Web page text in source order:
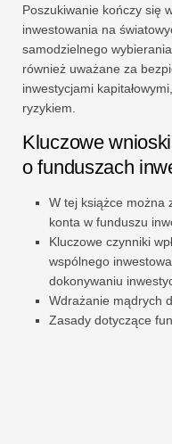
Poszukiwanie kończy się
inwestowania na
samodzielnego
również uważane za
inwestycjami
ryzykiem.
Kluczowe
o funduszach
W tej książce można
konta w funduszu
Kluczowe czynniki
wspólnego
dokonywaniu
Wdrażanie mądrych
Zasady dotyczące